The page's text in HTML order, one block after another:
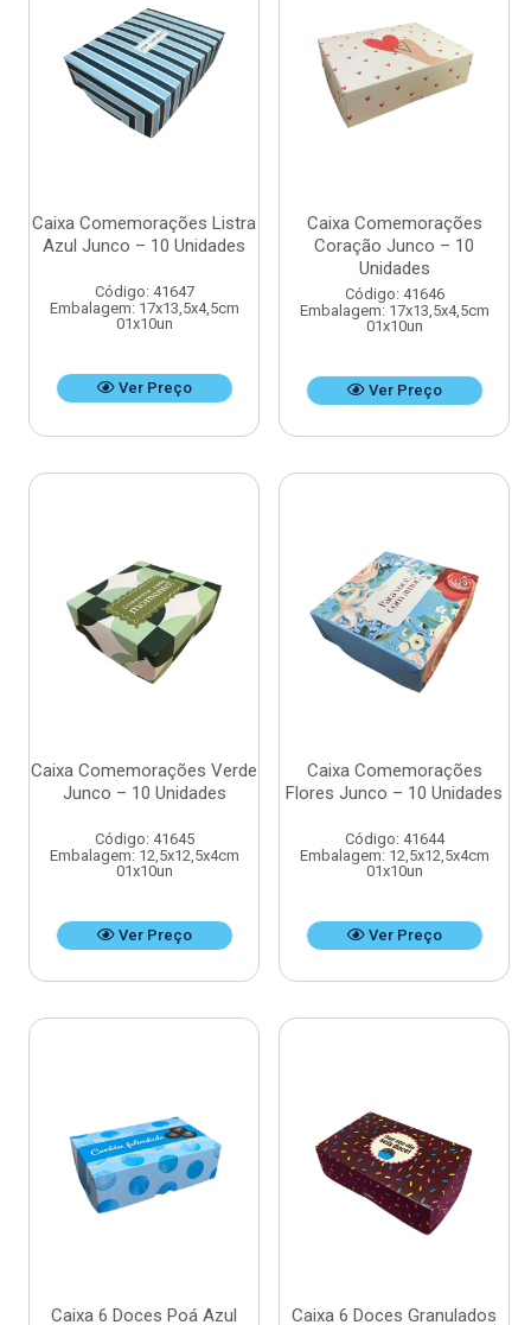
Caixa Comemorações Listra
Azul Junco – 10 Unidades
Código: 41647
Embalagem: 17x13,5x4,5cm
01x10un
Ver Preço
Caixa Comemorações
Coração Junco – 10
Unidades
Código: 41646
Embalagem: 17x13,5x4,5cm
01x10un
Ver Preço
Caixa Comemorações Verde
Junco – 10 Unidades
Código: 41645
Embalagem: 12,5x12,5x4cm
01x10un
Ver Preço
Caixa Comemorações
Flores Junco – 10 Unidades
Código: 41644
Embalagem: 12,5x12,5x4cm
01x10un
Ver Preço
Caixa 6 Doces Poá Azul Caixa 6 Doces Granulados